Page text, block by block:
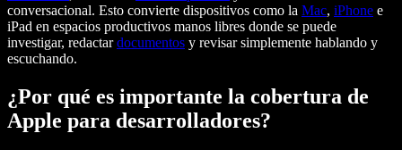
conversacional. Esto convierte dispositivos como la Mac, iPhone e
iPad en espacios productivos manos libres donde se puede
investigar, redactardocumentos y revisar simplemente hablando y
escuchando.
¿Por qué es importante la cobertura de
Apple para desarrolladores?